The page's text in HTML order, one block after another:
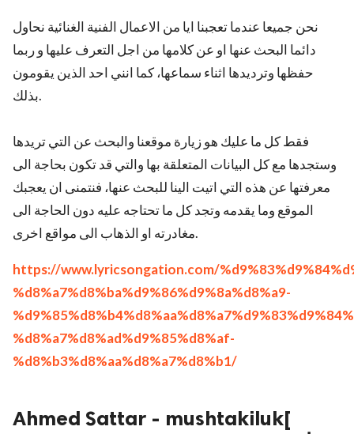
نحن جميعا عندما تعجبنا ايا من الاعمال الفنية الغنائية نحاول
دائما البحث عنها او عن كلامها من اجل التعرف عليها و ربما
حفظها وترديدها اثناء سماعها، كما انني احد الذين يقومون
بذلك.
فقط كل ما عليك هو زيارة موقعنا والبحث عن التي تريدها
وستجدها مع كل البيانات المتعلقة بها والتي قد تكون بحاجة الى
معرفتها عن هذه التي اتيت الينا للبحث عنها، فنتمنى ان يعجبك
الموقع وما يقدمه وتجد كل ما تحتاجه عليه دون الحاجة الى
مغادرته او الذهاب الى مواقع اخرى.
https://www.lyricsongation.com/
%d8%a7%d8%ba%d9%86%d9%8a%d8%a9-
%d8%a7%d8%ad%d9%85%d8%af-
%d8%b3%d8%aa%d8%a7%d8%b1/
Ahmed Sattar - mushtakiluk[